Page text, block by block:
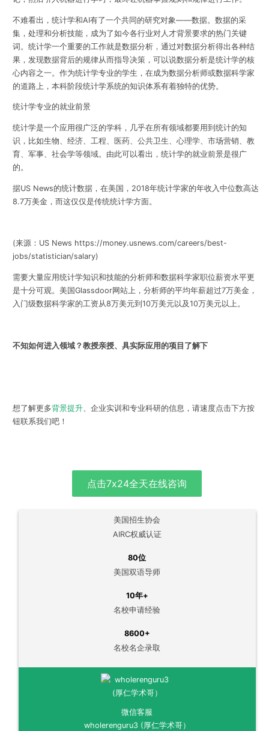
不难看出，统计学和AI有了一个共同的研究对象——数据。 数据的采
集，处理和分析技能，成为了如今各行业对人才背景要求的热门关键
词。 统计学一个重要的工作就是数据分析，通过对数据分析得出各种结
果，发现数据背后的规律从而指导决策，可以说数据分析是统计学的核
心内容之一 。作为统计学专业的学生，在成为数据分析师或数据科学家
的道路上，本科阶段统计学系统的知识体系有着独特的优势。
统计学专业的就业前景
统计学是一个应用很广泛的学科，几乎在所有领域都要用到统计的知
识，比如生物、经济、工程、医药、公共卫生、心理学、市场营销、教
育、军事、社会学等领域。由此可以看出，统计学的就业前景是很广
的。
据US News的统计数据，在美国，2018年统计学家的年收入中位数高达
8.7万美金，而这仅仅是传统统计学方面。
(来源：US News https://money.usnews.com/careers/best-
jobs/statistician/salary)
需要大量应用统计学知识和技能的分析师和数据科学家职位薪资水平更
是十分可观。美国Glassdoor网站上，分析师的平均年薪超过7万美金，
入门级数据科学家的工资从8万美元到10万美元以及10万美元以上。
不知如何进入领域？教授亲授、具实际应用的项目了解下
想了解更多背景提升、企业实训和专业科研的信息，请速度点击下方按
钮联系我们吧！
点击7x24全天在线咨询
美国招生协会
AIRC权威认证
80位
美国双语导师
10年+
名校申请经验
8600+
名校名企录取
微信客服
wholerenguru3 (厚仁学术哥）